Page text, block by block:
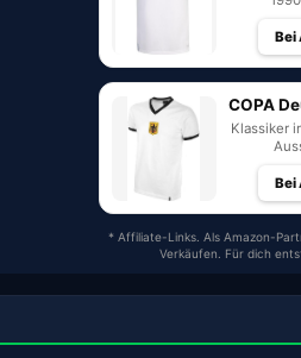
Bei
COPA
Klassiker
Bei
* Affiliate-Links. Als Amazon-
Verkäufen. Für dich